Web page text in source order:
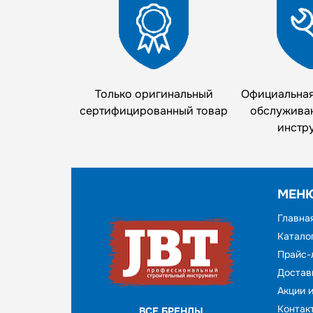
Только оригинальный
сертифицированный товар
Прайс-
Акции